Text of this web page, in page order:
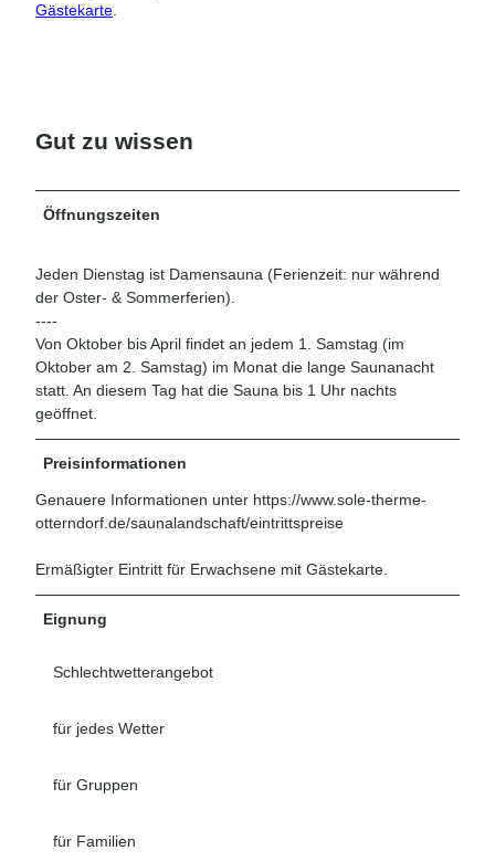
Gästekarte.
Gut zu wissen
Öffnungszeiten
Jeden Dienstag ist Damensauna (Ferienzeit: nur während
der Oster- & Sommerferien).
----
Von Oktober bis April findet an jedem 1. Samstag (im
Oktober am 2. Samstag) im Monat die lange Saunanacht
statt. An diesem Tag hat die Sauna bis 1 Uhr nachts
geöffnet.
Preisinformationen
Genauere Informationen unter https://www.sole-therme-
otterndorf.de/saunalandschaft/eintrittspreise
Ermäßigter Eintritt für Erwachsene mit Gästekarte.
Eignung
Schlechtwetterangebot
für jedes Wetter
für Gruppen
für Familien